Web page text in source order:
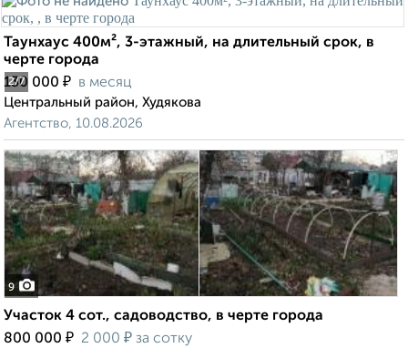
2/7
Таунхаус 400м², 3-этажный, на длительный срок, в
черте города
130 000 ₽ в месяц
Центральный район, Худякова
Агентство, 10.08.2026
9
Участок 4 сот., садоводство, в черте города
800 000 ₽ 2 000 ₽ за сотку